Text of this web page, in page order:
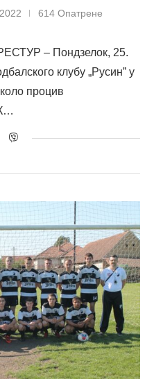
614 Опатрене
– Пондзелок, 25.
клубу „Русинˮ у
процив